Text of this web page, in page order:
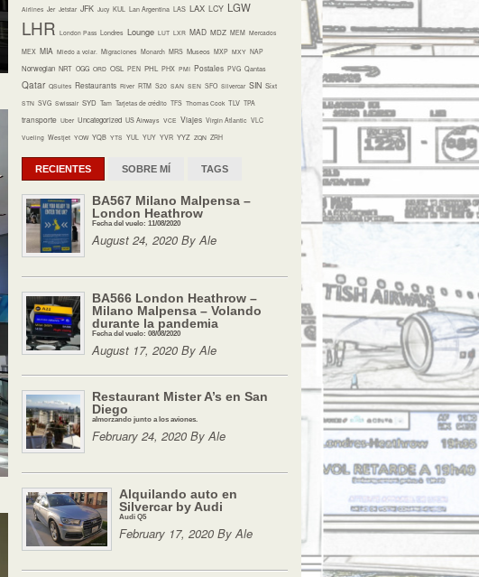
Airlines Jer Jetstar JFK Jucy KUL Lan Argentina LAS LAX LCY LGW
LHR London Pass Londres Lounge LUT LXR MAD MDZ MEM Mercados
MEX MIA Miedo a volar. Migraciones Monarch MRS Museos MXP MXY NAP
Norwegian NRT OGG ORD OSL PEN PHL PHX PMI Postales PVG Qantas
Qatar QSuites Restaurants River RTM S20 SAN SEN SFO Silvercar SIN Sixt
STN SVG Swissair SYD Tam Tarjetas de crédito TFS Thomas Cook TLV TPA
transporte Uber Uncategorized US Airways VCE Viajes Virgin Atlantic VLC
Vueling Westjet YOW YQB YTS YUL YUY YVR YYZ ZQN ZRH
RECIENTES SOBRE MÍ TAGS
BA567 Milano Malpensa –
London Heathrow
Fecha del vuelo: 11/08/2020
August 24, 2020 By Ale
BA566 London Heathrow –
Milano Malpensa – Volando
durante la pandemia
Fecha del vuelo: 08/08/2020
August 17, 2020 By Ale
Restaurant Mister A’s en San
Diego
almorzando junto a los aviones.
February 24, 2020 By Ale
Alquilando auto en
Silvercar by Audi
Audi Q5
February 17, 2020 By Ale